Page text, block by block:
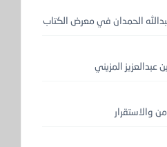
الحمدان في معرض الكتاب
عبدالعزيز المزيني
والاستقرار